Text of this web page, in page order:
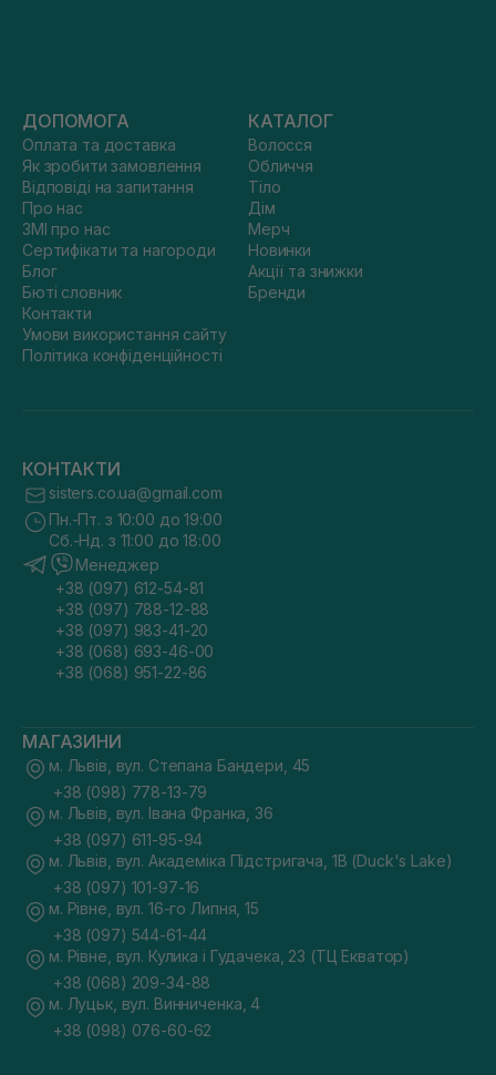
ДОПОМОГА
Оплата та доставка
Як зробити замовлення
Відповіді на запитання
Про нас
ЗМІ про нас
Сертифікати та нагороди
Блог
Бюті словник
Контакти
Умови використання сайту
Політика конфіденційності
КАТАЛОГ
Волосся
Обличчя
Тіло
Дім
Мерч
Новинки
Акції та знижки
Бренди
КОНТАКТИ
sisters.co.ua@gmail.com
Пн.-Пт. з 10:00 до 19:00
Сб.-Нд. з 11:00 до 18:00
Менеджер
+38 (097) 612-54-81
+38 (097) 788-12-88
+38 (097) 983-41-20
+38 (068) 693-46-00
+38 (068) 951-22-86
МАГАЗИНИ
м. Львів, вул. Степана Бандери, 45
+38 (098) 778-13-79
м. Львів, вул. Івана Франка, 36
+38 (097) 611-95-94
м. Львів, вул. Академіка Підстригача, 1В (Duck's Lake)
+38 (097) 101-97-16
м. Рівне, вул. 16-го Липня, 15
+38 (097) 544-61-44
м. Рівне, вул. Кулика і Гудачека, 23 (ТЦ Екватор)
+38 (068) 209-34-88
м. Луцьк, вул. Винниченка, 4
+38 (098) 076-60-62